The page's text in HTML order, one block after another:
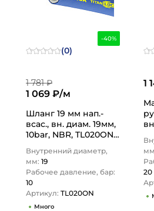
-40%
(0)
1 781 ₽
1 069 ₽/м
Шланг 19 мм нап.-
всас., вн. диам. 19мм,
10bar, NBR, TL020ON
Внутренний диаметр,
мм: 19
Рабочее давление, бар:
10
Артикул: TL020ON
Много
1
20